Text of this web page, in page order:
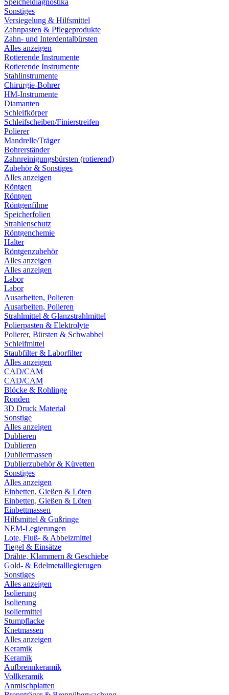
Speicheldiagnostika
Sonstiges
Versiegelung & Hilfsmittel
Zahnpasten & Pflegeprodukte
Zahn- und Interdentalbürsten
Alles anzeigen
Rotierende Instrumente
Rotierende Instrumente
Stahlinstrumente
Chirurgie-Bohrer
HM-Instrumente
Diamanten
Schleifkörper
Schleifscheiben/Finierstreifen
Polierer
Mandrelle/Träger
Bohrerständer
Zahnreinigungsbürsten (rotierend)
Zubehör & Sonstiges
Alles anzeigen
Röntgen
Röntgen
Röntgenfilme
Speicherfolien
Strahlenschutz
Röntgenchemie
Halter
Röntgenzubehör
Alles anzeigen
Alles anzeigen
Labor
Labor
Ausarbeiten, Polieren
Ausarbeiten, Polieren
Strahlmittel & Glanzstrahlmittel
Polierpasten & Elektrolyte
Polierer, Bürsten & Schwabbel
Schleifmittel
Staubfilter & Laborfilter
Alles anzeigen
CAD/CAM
CAD/CAM
Blöcke & Rohlinge
Ronden
3D Druck Material
Sonstige
Alles anzeigen
Dublieren
Dublieren
Dubliermassen
Dublierzubehör & Küvetten
Sonstiges
Alles anzeigen
Einbetten, Gießen & Löten
Einbetten, Gießen & Löten
Einbettmassen
Hilfsmittel & Gußringe
NEM-Legierungen
Lote, Fluß- & Abbeizmittel
Tiegel & Einsätze
Drähte, Klammern & Geschiebe
Gold- & Edelmetalllegierugen
Sonstiges
Alles anzeigen
Isolierung
Isolierung
Isoliermittel
Stumpflacke
Knetmassen
Alles anzeigen
Keramik
Keramik
Aufbrennkeramik
Vollkeramik
Anmischplatten